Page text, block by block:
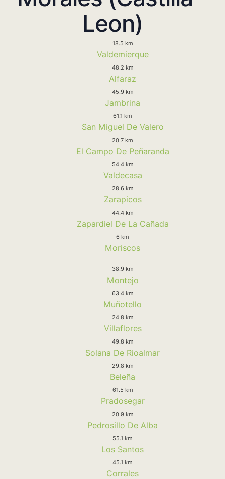
Leon)
18.5 km
Valdemierque
48.2 km
Alfaraz
45.9 km
Jambrina
61.1 km
San Miguel De Valero
20.7 km
El Campo De Peñaranda
54.4 km
Valdecasa
28.6 km
Zarapicos
44.4 km
Zapardiel De La Cañada
6 km
Moriscos
38.9 km
Montejo
63.4 km
Muñotello
24.8 km
Villaflores
49.8 km
Solana De Rioalmar
29.8 km
Beleña
61.5 km
Pradosegar
20.9 km
Pedrosillo De Alba
55.1 km
Los Santos
45.1 km
Corrales